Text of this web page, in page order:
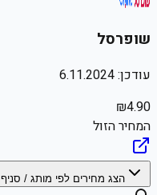
שופרסל
עודכן:6.11.2024
₪4.90
המחיר הזול
הצג מחירים לפי מותג / סניף